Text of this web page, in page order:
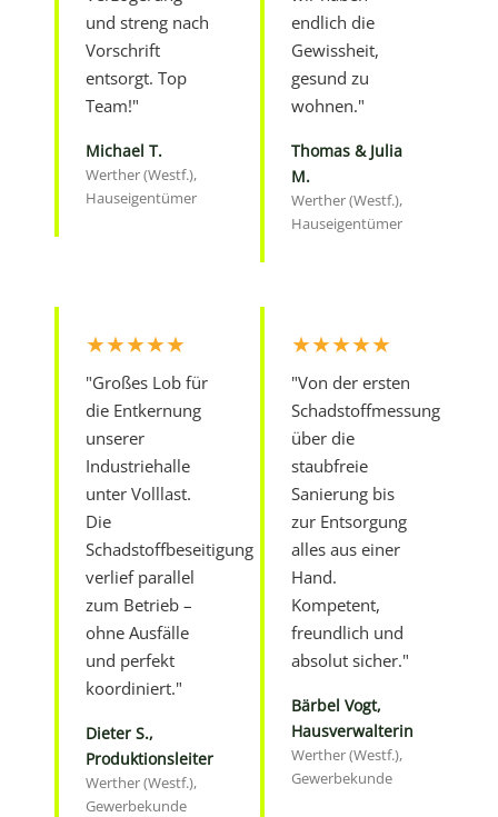
und streng nach
Vorschrift
entsorgt. Top
Team!"
Michael T.
Werther (Westf.),
Hauseigentümer
endlich die
Gewissheit,
gesund zu
wohnen."
Thomas & Julia
M.
Werther (Westf.),
Hauseigentümer
★★★★★
"Großes Lob für
die Entkernung
unserer
Industriehalle
unter Volllast.
Die
Schadstoffbeseitigung
verlief parallel
zum Betrieb –
ohne Ausfälle
und perfekt
koordiniert."
Dieter S.,
Produktionsleiter
Werther (Westf.),
Gewerbekunde
★★★★★
"Von der ersten
Schadstoffmessung
über die
staubfreie
Sanierung bis
zur Entsorgung
alles aus einer
Hand.
Kompetent,
freundlich und
absolut sicher."
Bärbel Vogt,
Hausverwalterin
Werther (Westf.),
Gewerbekunde